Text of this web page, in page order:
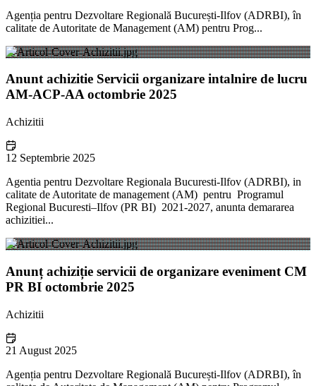
Agenția pentru Dezvoltare Regională București-Ilfov (ADRBI), în
calitate de Autoritate de Management (AM) pentru Prog...
Anunt achizitie Servicii organizare intalnire de lucru
AM-ACP-AA octombrie 2025
Achizitii
12 Septembrie 2025
Agentia pentru Dezvoltare Regionala Bucuresti-Ilfov (ADRBI), in
calitate de Autoritate de management (AM) pentru Programul
Regional Bucuresti–Ilfov (PR BI) 2021-2027, anunta demararea
achizitiei...
Anunț achiziție servicii de organizare eveniment CM
PR BI octombrie 2025
Achizitii
21 August 2025
Agenția pentru Dezvoltare Regională București-Ilfov (ADRBI), în